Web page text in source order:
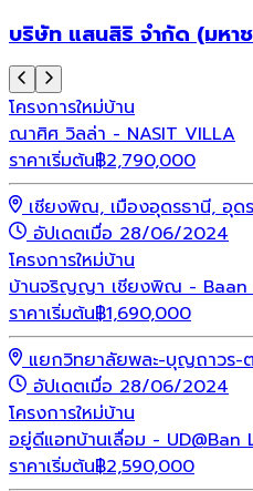
บริษัท แสนสิริ จำกัด (มหา
โครงการใหม่บ้าน
ณาศิศ วิลล่า - NASIT VILLA
ราคาเริ่มต้น฿2,790,000
เชียงพิณ, เมืองอุดรธานี, อุด
อัปเดตเมื่อ 28/06/2024
โครงการใหม่บ้าน
บ้านจริญญา เชียงพิณ - Baan
ราคาเริ่มต้น฿1,690,000
แยกวิทยาลัยพละ-บุญถาวร-
อัปเดตเมื่อ 28/06/2024
โครงการใหม่บ้าน
อยู่ดีแอทบ้านเลื่อม - UD@Ban
ราคาเริ่มต้น฿2,590,000